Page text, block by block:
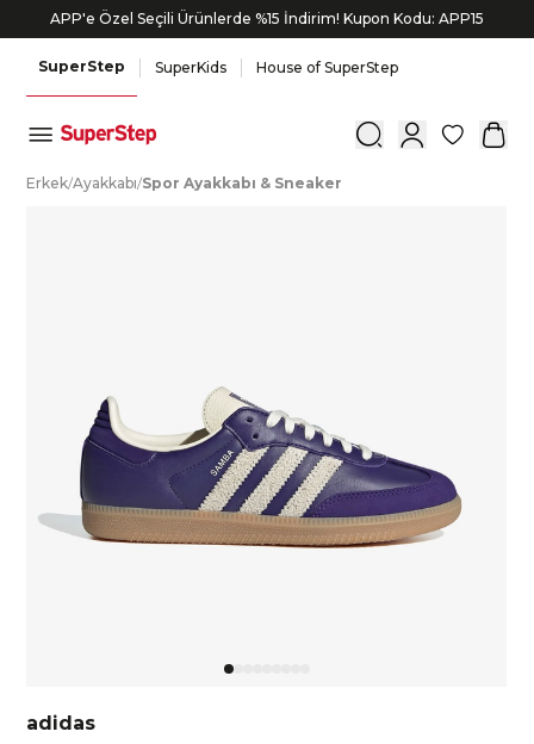
Siparişin 1-3 iş günü içerisinde kargoya verilecektir.
APP'e Özel Seçili Ürünlerde %15 İndirim! Kupon Kodu: APP15
SuperStep SuperKids House of SuperStep
0
Erkek/Ayakkabı/Spor Ayakkabı & Sneaker
adidas